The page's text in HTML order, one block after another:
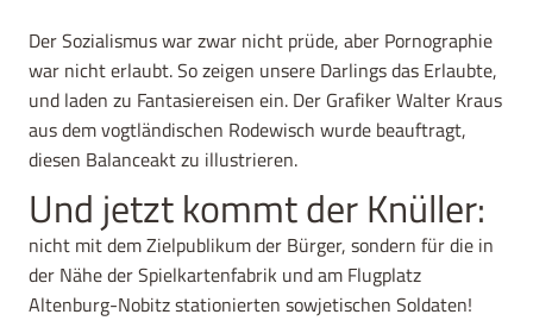
Der Sozialismus war zwar nicht prüde, aber Pornographie
war nicht erlaubt. So zeigen unsere Darlings das Erlaubte,
und laden zu Fantasiereisen ein. Der Grafiker Walter Kraus
aus dem vogtländischen Rodewisch wurde beauftragt,
diesen Balanceakt zu illustrieren.
Und jetzt kommt der Knüller:
nicht mit dem Zielpublikum der Bürger, sondern für die in
der Nähe der Spielkartenfabrik und am Flugplatz
Altenburg-Nobitz stationierten sowjetischen Soldaten!